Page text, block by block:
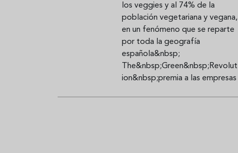
los veggies y al 74% de la
población vegetariana y vegana,
en un fenómeno que se reparte
por toda la geografía
española&nbsp;
The&nbsp;Green&nbsp;Revolut
ion&nbsp;premia a las empresas